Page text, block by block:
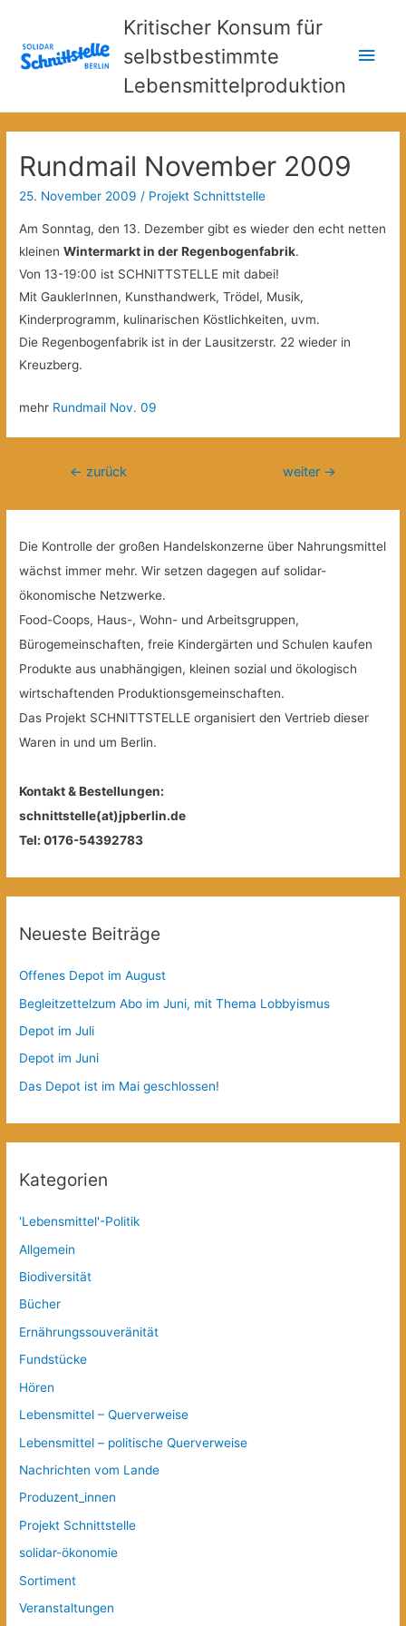
Kritischer Konsum für
selbstbestimmte
Lebensmittelproduktion
Rundmail November 2009
25. November 2009 / Projekt Schnittstelle
Am Sonntag, den 13. Dezember gibt es wieder den echt netten
kleinenWintermarkt in der Regenbogenfabrik.
Von 13-19:00 ist SCHNITTSTELLE mit dabei!
Mit GauklerInnen, Kunsthandwerk, Trödel, Musik,
Kinderprogramm, kulinarischen Köstlichkeiten, uvm.
Die Regenbogenfabrik ist in der Lausitzerstr. 22 wieder in
Kreuzberg.
mehr Rundmail Nov. 09
Beitragsnavigation
← zurück weiter →
Die Kontrolle der großen Handelskonzerne über Nahrungsmittel
wächst immer mehr. Wir setzen dagegen auf solidar-
ökonomische Netzwerke.
Food-Coops, Haus-, Wohn- und Arbeitsgruppen,
Bürogemeinschaften, freie Kindergärten und Schulen kaufen
Produkte aus unabhängigen, kleinen sozial und ökologisch
wirtschaftenden Produktionsgemeinschaften.
Das Projekt SCHNITTSTELLE organisiert den Vertrieb dieser
Waren in und um Berlin.
Kontakt & Bestellungen:
schnittstelle(at)jpberlin.de
Tel: 0176-54392783
Neueste Beiträge
Offenes Depot im August
Begleitzettelzum Abo im Juni, mit Thema Lobbyismus
Depot im Juli
Depot im Juni
Das Depot ist im Mai geschlossen!
Kategorien
'Lebensmittel'-Politik
Allgemein
Biodiversität
Bücher
Ernährungssouveränität
Fundstücke
Hören
Lebensmittel – Querverweise
Lebensmittel – politische Querverweise
Nachrichten vom Lande
Produzent_innen
Projekt Schnittstelle
solidar-ökonomie
Sortiment
Veranstaltungen